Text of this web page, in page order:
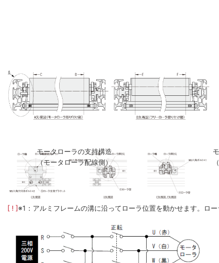
モータローラの支持構造
（モータローラ配線側）
[ ! ]※1：アルミフレームの溝に沿ってローラ位置を動かせます。ロ